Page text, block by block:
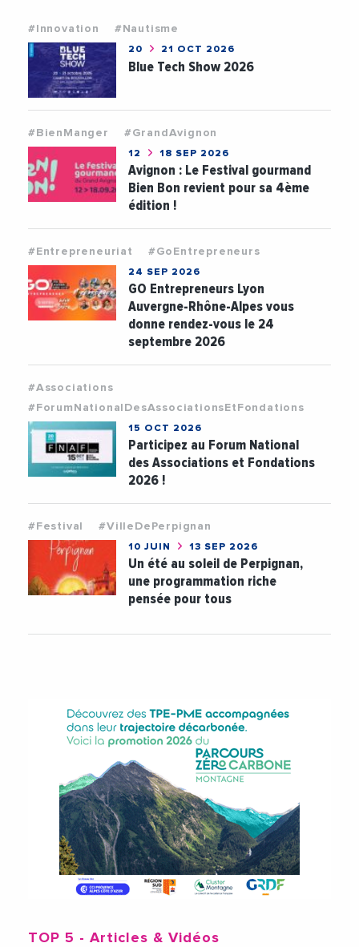
#Innovation #Nautisme
20 21 OCT 2026
Blue Tech Show 2026
#BienManger #GrandAvignon
12 18 SEP 2026
Avignon : Le Festival gourmand
Bien Bon revient pour sa 4ème
édition !
#Entrepreneuriat #GoEntrepreneurs
24 SEP 2026
GO Entrepreneurs Lyon
Auvergne-Rhône-Alpes vous
donne rendez-vous le 24
septembre 2026
#Associations
#ForumNationalDesAssociationsEtFondations
15 OCT 2026
Participez au Forum National
des Associations et Fondations
2026 !
#Festival #VilleDePerpignan
10 JUIN 13 SEP 2026
Un été au soleil de Perpignan,
une programmation riche
pensée pour tous
TOP 5 - Articles & Vidéos